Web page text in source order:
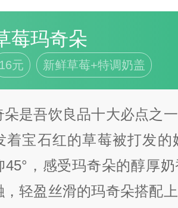
莓玛奇朵
16元 新鲜草莓+特调奶盖
朵是吾饮良品十大必点之
着宝石红的草莓被打发
45°，感受玛奇朵的醇厚
，轻盈丝滑的玛奇朵搭配